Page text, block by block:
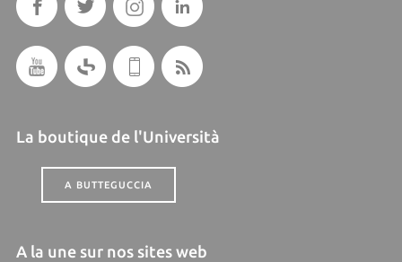
La boutique de l'Università
A BUTTEGUCCIA
A la une sur nos sites web